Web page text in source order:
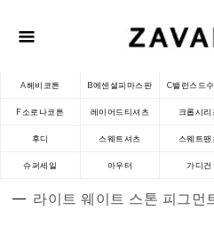
A헤비코튼 B에센셜피마스판 C밸런스드
F소로나코튼 레이어드티셔츠 크롭시리
후디 스웨트셔츠 스웨트팬
슈퍼세일 아우터 가디건
라이트 웨이트 스톤 피그먼